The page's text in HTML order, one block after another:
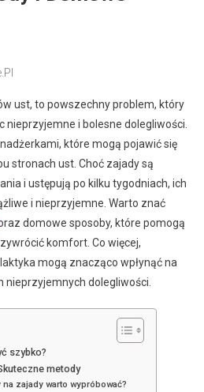
ust, to powszechny problem, który
nieprzyjemne i bolesne dolegliwości.
które mogą pojawić się
stronach ust. Choć zajady są
i ustępują po kilku tygodniach, ich
i nieprzyjemne. Warto znać
domowe sposoby, które pomogą
komfort. Co więcej,
mogą znacząco wpłynąć na
dolegliwości.
szybko?
metody
zajady warto wypróbować?